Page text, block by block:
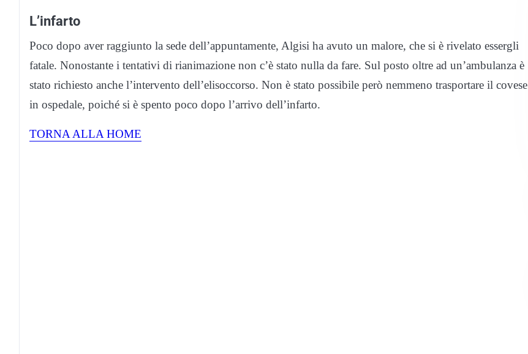
L’infarto
Poco dopo aver raggiunto la sede dell’appuntamente, Algisi ha avuto un malore, che si è rivelato essergli
fatale. Nonostante i tentativi di rianimazione non c’è stato nulla da fare. Sul posto oltre ad un’ambulanza è
stato richiesto anche l’intervento dell’elisoccorso. Non è stato possibile però nemmeno trasportare il covese
in ospedale, poiché si è spento poco dopo l’arrivo dell’infarto.
TORNA ALLA HOME